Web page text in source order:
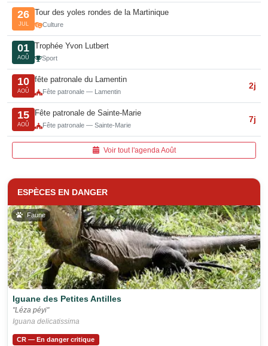
26
JUL
Tour des yoles rondes de la Martinique
Culture
01
AOÛ
Trophée Yvon Lutbert
Sport
10
AOÛ
fête patronale du Lamentin
Fête patronale — Lamentin
2j
15
AOÛ
Fête patronale de Sainte-Marie
Fête patronale — Sainte-Marie
7j
Voir tout l'agenda Août
ESPÈCES EN DANGER
Faune
Iguane des Petites Antilles
"Léza péyi"
Iguana delicatissima
CR — En danger critique